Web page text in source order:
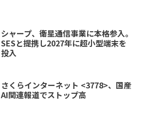
シャープ、衛星通信事業に本格参入。
SESと提携し2027年に超小型端末を
投入
さくらインターネット <3778>、国産
AI関連報道でストップ高